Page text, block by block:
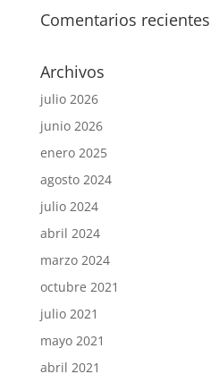
Comentarios recientes
Archivos
julio 2026
junio 2026
enero 2025
agosto 2024
julio 2024
abril 2024
marzo 2024
octubre 2021
julio 2021
mayo 2021
abril 2021